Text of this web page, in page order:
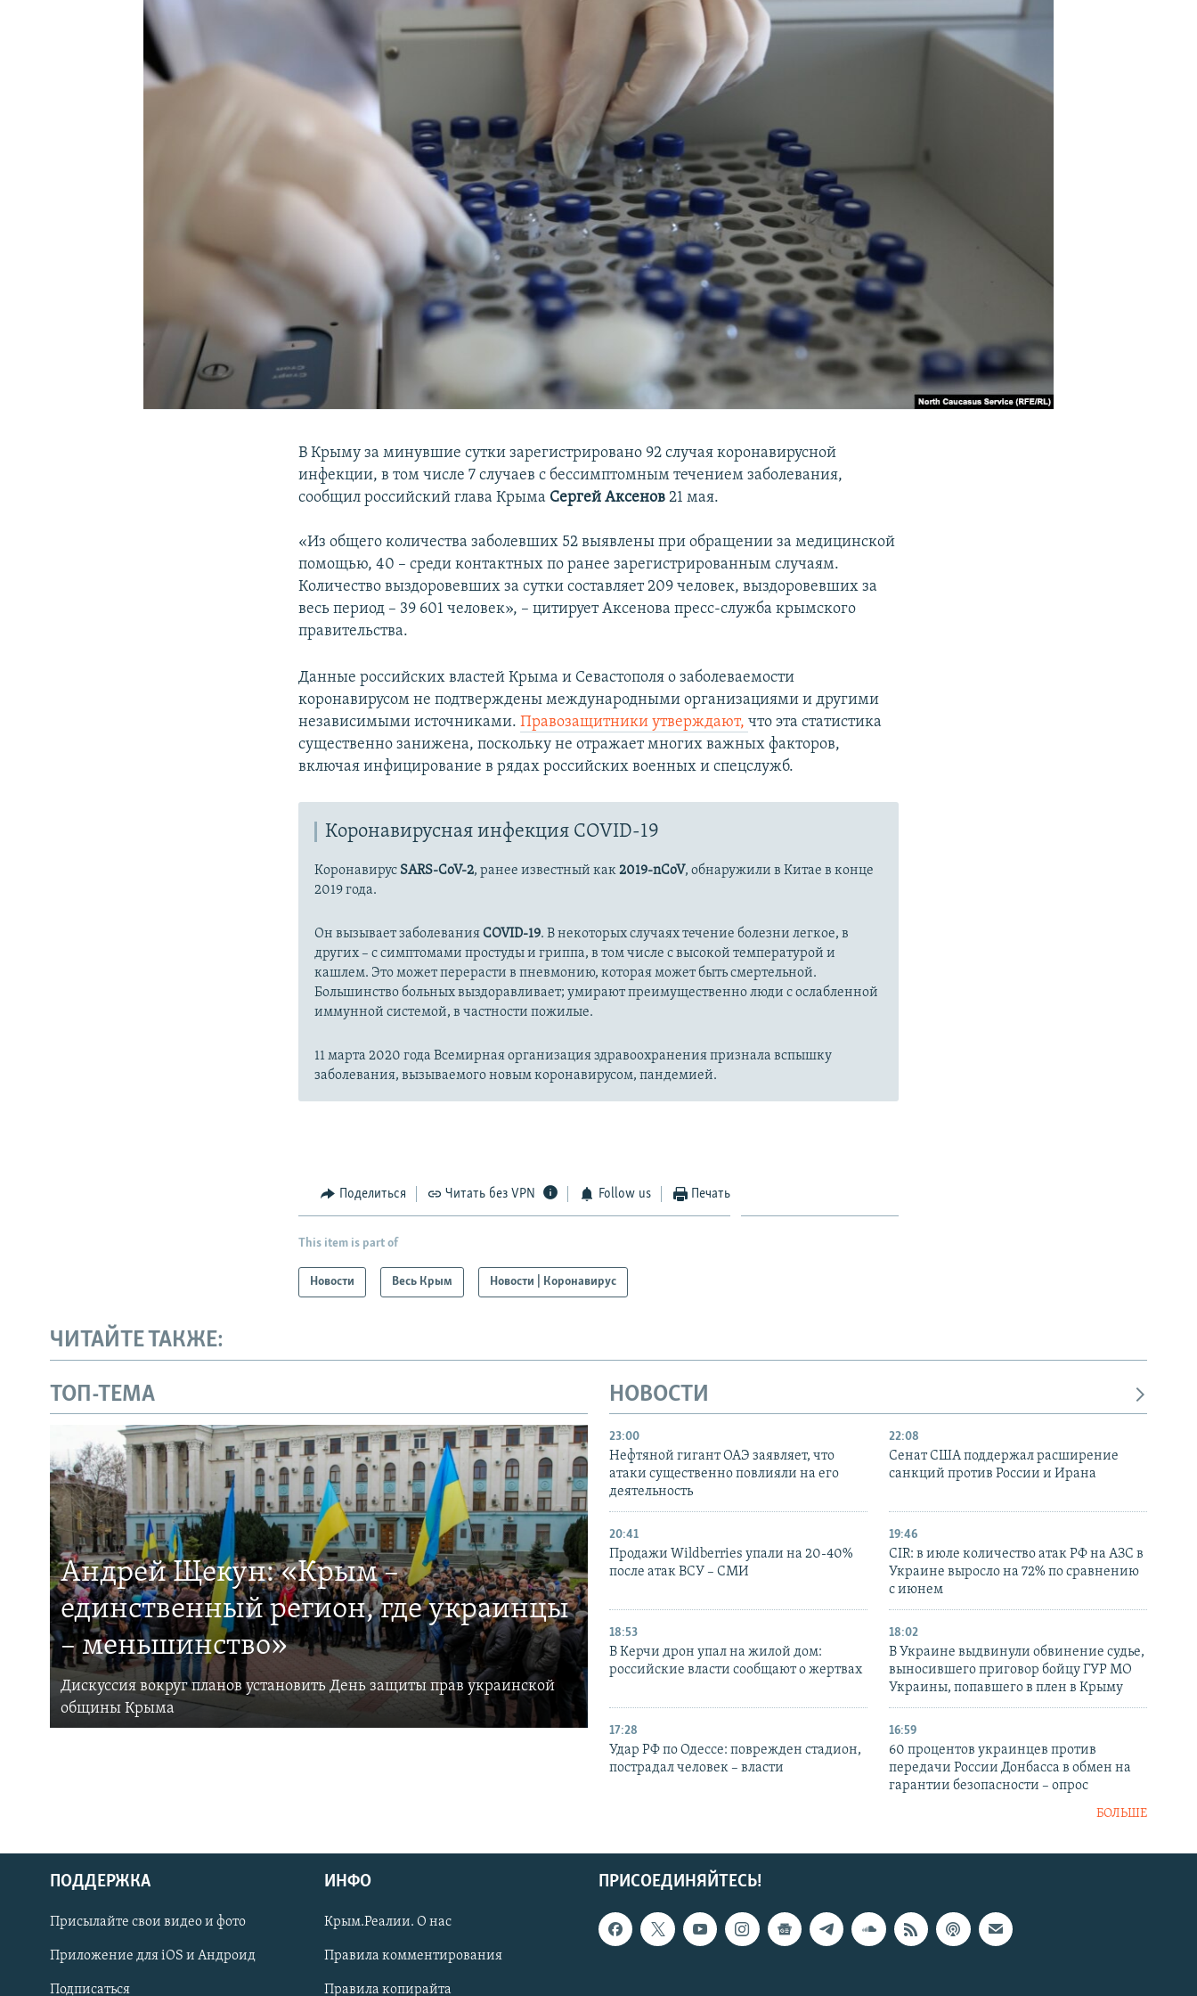
КРЫМ.НЕПОКОРЕННЫЙ
Українською
Qırımtatar
В Крыму за минувшие сутки зарегистрировано 92 случая коронавирусной
инфекции, в том числе 7 случаев с бессимптомным течением заболевания,
сообщил российский глава Крыма Сергей Аксенов21 мая.
«Из общего количества заболевших 52 выявлены при обращении за медицинской
помощью, 40 – среди контактных по ранее зарегистрированным случаям.
Количество выздоровевших за сутки составляет 209 человек, выздоровевших за
весь период – 39 601 человек», – цитирует Аксенова пресс-служба крымского
правительства.
Данные российских властей Крыма и Севастополя о заболеваемости
коронавирусом не подтверждены международными организациями и другими
независимыми источниками.Правозащитники утверждают,что эта статистика
существенно занижена, поскольку не отражает многих важных факторов,
включая инфицирование в рядах российских военных и спецслужб.
Коронавирусная инфекция COVID-19
Коронавирус SARS-CoV-2, ранее известный как2019-nCoV, обнаружили в Китае в конце
2019 года.
Он вызывает заболеванияCOVID-19. В некоторых случаях течение болезни легкое, в
других – с симптомами простуды и гриппа, в том числе с высокой температурой и
кашлем. Это может перерасти в пневмонию, которая может быть смертельной.
Большинство больных выздоравливает; умирают преимущественно люди с ослабленной
иммунной системой, в частности пожилые.
11 марта 2020 года Всемирная организация здравоохранения признала вспышку
заболевания, вызываемого новым коронавирусом, пандемией.
Поделиться Читать без VPN Follow us Печать
This item is part of
Новости Весь Крым Новости | Коронавирус
ЧИТАЙТЕ ТАКЖЕ:
ТОП-ТЕМА
Андрей Щекун: «Крым –
единственный регион, где украинцы
– меньшинство»
Дискуссия вокруг планов установить День защиты прав украинской
общины Крыма
НОВОСТИ
23:00
Нефтяной гигант ОАЭ заявляет, что
атаки существенно повлияли на его
деятельность
22:08
Сенат США поддержал расширение
санкций против России и Ирана
20:41
Продажи Wildberries упали на 20-40%
после атак ВСУ – СМИ
19:46
CIR: в июле количество атак РФ на АЗС в
Украине выросло на 72% по сравнению
с июнем
18:53
В Керчи дрон упал на жилой дом:
российские власти сообщают о жертвах
18:02
В Украине выдвинули обвинение судье,
выносившего приговор бойцу ГУР МО
Украины, попавшего в плен в Крыму
17:28
Удар РФ по Одессе: поврежден стадион,
пострадал человек – власти
16:59
60 процентов украинцев против
передачи России Донбасса в обмен на
гарантии безопасности – опрос
БОЛЬШЕ
ПРИСОЕДИНЯЙТЕСЬ!
ПОДДЕРЖКА
Присылайте свои видео и фото
Приложение для iOS и Андроид
Подписаться
ИНФО
Крым.Реалии. О нас
Правила комментирования
Правила копирайта